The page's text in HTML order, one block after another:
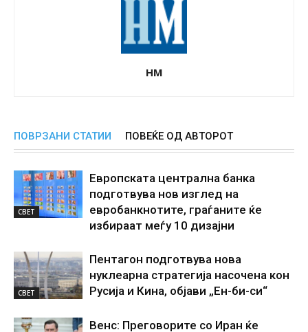
НМ
ПОВРЗАНИ СТАТИИ ПОВЕЌЕ ОД АВТОРОТ
СВЕТ
Европската централна банка
подготвува нов изглед на
евробанкнотите, граѓаните ќе
избираат меѓу 10 дизајни
СВЕТ
Пентагон подготвува нова
нуклеарна стратегија насочена кон
Русија и Кина, објави „Ен-би-си“
Венс: Преговорите со Иран ќе